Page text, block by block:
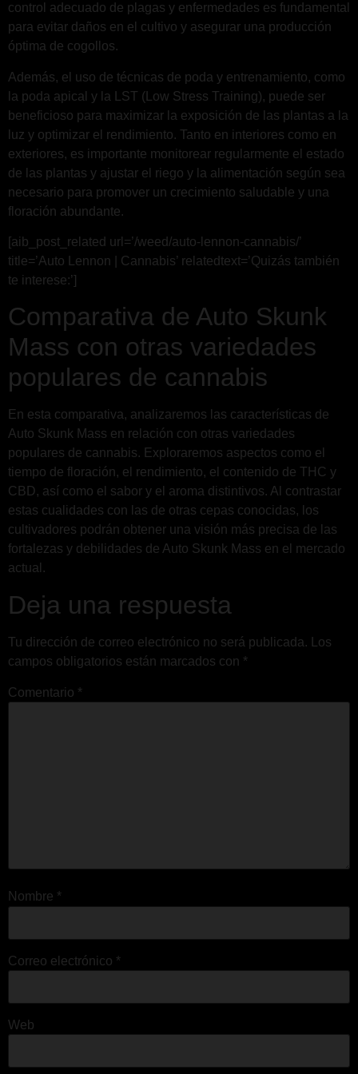
control adecuado de plagas y enfermedades es fundamental
para evitar daños en el cultivo y asegurar una producción
óptima de cogollos.
Además, el uso de técnicas de poda y entrenamiento, como
la poda apical y la LST (Low Stress Training), puede ser
beneficioso para maximizar la exposición de las plantas a la
luz y optimizar el rendimiento. Tanto en interiores como en
exteriores, es importante monitorear regularmente el estado
de las plantas y ajustar el riego y la alimentación según sea
necesario para promover un crecimiento saludable y una
floración abundante.
[aib_post_related url=’/weed/auto-lennon-cannabis/’
title=’Auto Lennon | Cannabis’ relatedtext=’Quizás también
te interese:’]
Comparativa de Auto Skunk
Mass con otras variedades
populares de cannabis
En esta comparativa, analizaremos las características de
Auto Skunk Mass en relación con otras variedades
populares de cannabis. Exploraremos aspectos como el
tiempo de floración, el rendimiento, el contenido de THC y
CBD, así como el sabor y el aroma distintivos. Al contrastar
estas cualidades con las de otras cepas conocidas, los
cultivadores podrán obtener una visión más precisa de las
fortalezas y debilidades de Auto Skunk Mass en el mercado
actual.
Deja una respuesta
Tu dirección de correo electrónico no será publicada.
Los
campos obligatorios están marcados con *
Comentario *
Nombre *
Correo electrónico *
Web